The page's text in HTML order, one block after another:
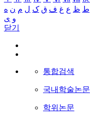
ط ظ ع غ ف ق ک ل م ن ه
و ی
닫기
통합검색
국내학술논문
학위논문